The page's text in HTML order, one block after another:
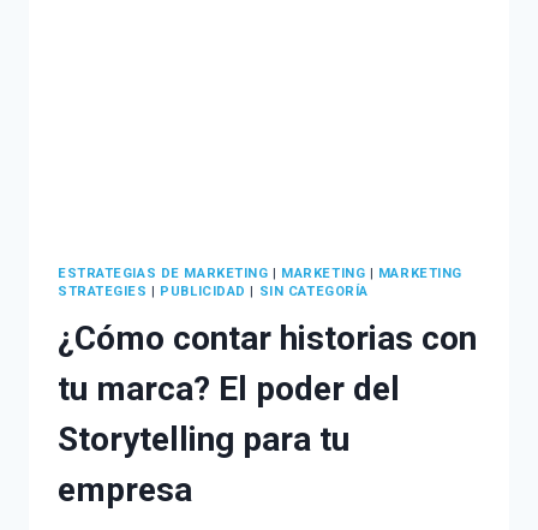
ESTRATEGIAS DE MARKETING | MARKETING | MARKETING
STRATEGIES | PUBLICIDAD | SIN CATEGORÍA
¿Cómo contar historias con
tu marca? El poder del
Storytelling para tu
empresa